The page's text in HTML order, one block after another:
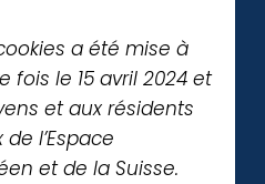
a été mise à
fois le 15 avril 2024 et
et aux résidents
l’Espace
et de la Suisse.